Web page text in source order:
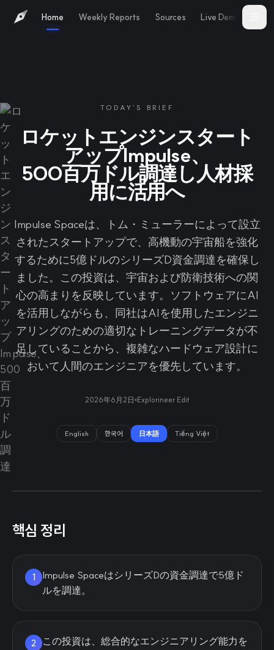
Home Weekly Reports Sources Live Demo
TODAY'S BRIEF
ロケットエンジンスタート
アップImpulse、
500百万ドル調達し人材採
用に活用へ
Impulse Spaceは、トム・ミューラーによって設立
されたスタートアップで、高機動の宇宙船を強化
するために5億ドルのシリーズD資金調達を確保し
ました。この投資は、宇宙および防衛技術への関
心の高まりを反映しています。ソフトウェアにAI
を活用しながらも、同社はAIを使用したエンジニ
アリングのための適切なトレーニングデータが不
足していることから、複雑なハードウェア設計に
おいて人間のエンジニアを優先しています。
2026年6月2日 Explorineer Edit
English 한국어 日本語 Tiếng Việt
핵심 정리
1
Impulse SpaceはシリーズDの資金調達で5億ド
ルを調達。
2
この投資は、総合的なエンジニアリング能力を